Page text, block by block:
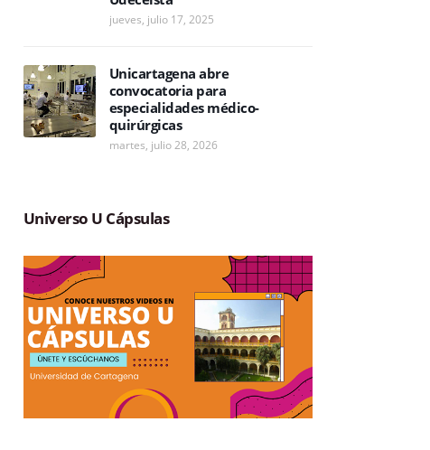
jueves, julio 17, 2025
Unicartagena abre
convocatoria para
especialidades médico-
quirúrgicas
martes, julio 28, 2026
Universo U Cápsulas